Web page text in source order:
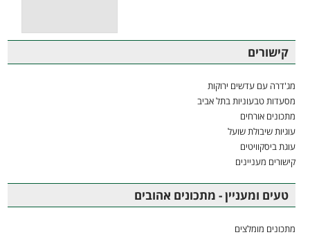
קישורים
מג'דרה עם עדשים ירוקות
מסעדות טבעוניות בתל אביב
מתכונים אורחים
עוגיות שיבולת שועל
עוגת ביסקוויטים
קישורים מעניינים
טעים ומעניין - מתכונים אהובים
מתכונים מומלצים